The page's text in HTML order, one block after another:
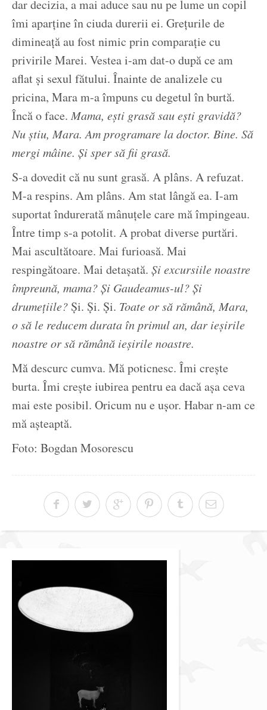
dar decizia, a mai aduce sau nu pe lume un copil
îmi aparține în ciuda durerii ei. Grețurile de
dimineață au fost nimic prin comparație cu
privirile Marei. Vestea i-am dat-o după ce am
aflat și sexul fătului. Înainte de analizele cu
pricina, Mara m-a împuns cu degetul în burtă.
Încă o face. Mama, ești grasă sau ești gravidă?
Nu știu, Mara. Am programare la doctor. Bine. Să
mergi mâine. Și sper să fii grasă.
S-a dovedit că nu sunt grasă. A plâns. A refuzat.
M-a respins. Am plâns. Am stat lângă ea. I-am
suportat îndurerată mânuțele care mă împingeau.
Între timp s-a potolit. A probat diverse purtări.
Mai ascultătoare. Mai furioasă. Mai
respingătoare. Mai detașată. Și excursiile noastre
împreună, mama? Și Gaudeamus-ul? Și
drumețiile? Și. Și. Și. Toate or să rămână, Mara,
o să le reducem durata în primul an, dar ieșirile
noastre or să rămână ieșirile noastre.
Mă descurc cumva. Mă poticnesc. Îmi crește
burta. Îmi crește iubirea pentru ea dacă așa ceva
mai este posibil. Oricum nu e ușor. Habar n-am ce
mă așteaptă.
Foto: Bogdan Mosorescu